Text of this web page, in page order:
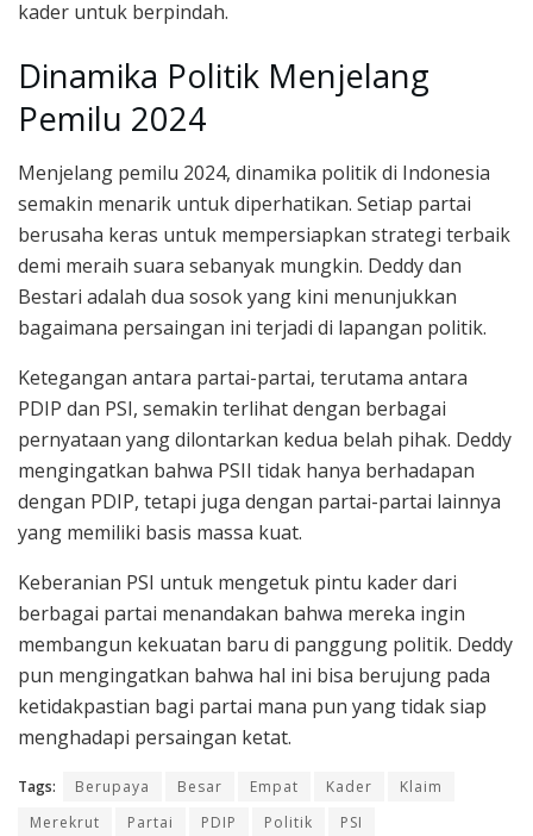
kader untuk berpindah.
Dinamika Politik Menjelang
Pemilu 2024
Menjelang pemilu 2024, dinamika politik di Indonesia
semakin menarik untuk diperhatikan. Setiap partai
berusaha keras untuk mempersiapkan strategi terbaik
demi meraih suara sebanyak mungkin. Deddy dan
Bestari adalah dua sosok yang kini menunjukkan
bagaimana persaingan ini terjadi di lapangan politik.
Ketegangan antara partai-partai, terutama antara
PDIP dan PSI, semakin terlihat dengan berbagai
pernyataan yang dilontarkan kedua belah pihak. Deddy
mengingatkan bahwa PSII tidak hanya berhadapan
dengan PDIP, tetapi juga dengan partai-partai lainnya
yang memiliki basis massa kuat.
Keberanian PSI untuk mengetuk pintu kader dari
berbagai partai menandakan bahwa mereka ingin
membangun kekuatan baru di panggung politik. Deddy
pun mengingatkan bahwa hal ini bisa berujung pada
ketidakpastian bagi partai mana pun yang tidak siap
menghadapi persaingan ketat.
Tags: Berupaya Besar Empat Kader
Klaim
Merekrut
Partai PDIP Politik PSI